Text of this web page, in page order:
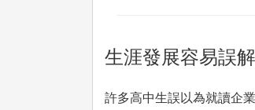
生涯發展容易誤
許多高中生誤以為就讀企